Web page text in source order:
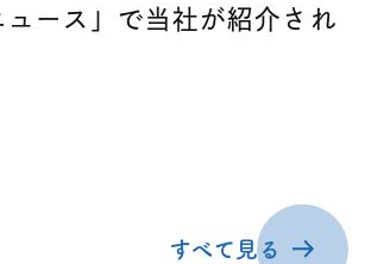
ュース」で当社が紹介され
すべて見る